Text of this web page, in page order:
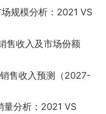
规模分析：2021 VS
售收入及市场份额
售收入预测（2027-
量分析：2021 VS